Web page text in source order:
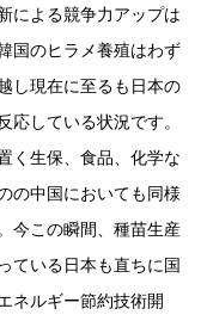
による競争力アップは
国のヒラメ養殖はわず
し現在に至るも日本の
している状況です。
く生保、食品、化学な
の中国においても同様
今この瞬間、種苗生産
ている日本も直ちに国
ネルギー節約技術開